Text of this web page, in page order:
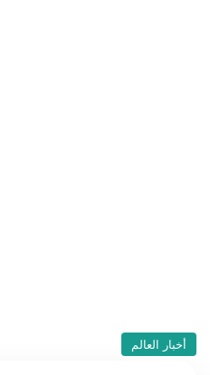
أخبار العالم